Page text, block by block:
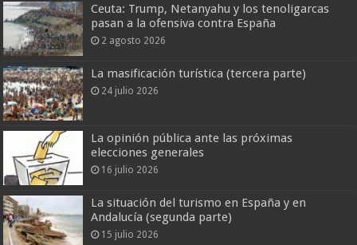
Ceuta: Trump, Netanyahu y los tenoligarcas
pasan a la ofensiva contra España
2 agosto 2026
La masificación turística (tercera parte)
24 julio 2026
La opinión pública ante las próximas
elecciones generales
16 julio 2026
La situación del turismo en España y en
Andalucía (segunda parte)
15 julio 2026